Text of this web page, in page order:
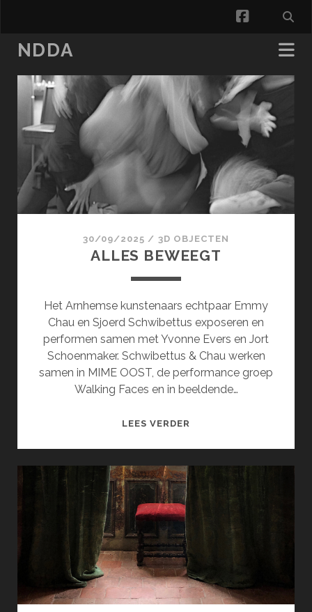
facebook
NDDA
NDDA
Posts
30/09/2025 / 3D OBJECTEN
ALLES BEWEEGT
Het Arnhemse kunstenaars echtpaar Emmy
Chau en Sjoerd Schwibettus exposeren en
performen samen met Yvonne Evers en Jort
Schoenmaker. Schwibettus & Chau werken
samen in MIME OOST, de performance groep
Walking Faces en in beeldende…
LEES VERDER